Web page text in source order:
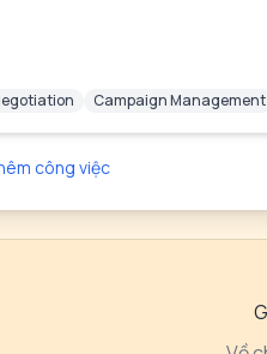
Campaign Management
công việc